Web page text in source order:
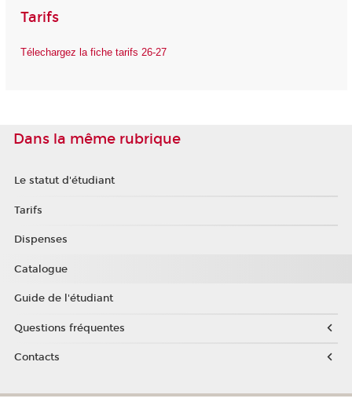
Tarifs
Télechargez la fiche tarifs 26-27
Dans la même rubrique
Le statut d'étudiant
Tarifs
Dispenses
Catalogue
Guide de l'étudiant
Questions fréquentes
Contacts